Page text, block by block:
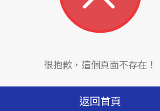
很抱歉，這個頁面不存在！
返回首頁